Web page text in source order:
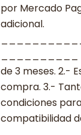
por Mercado
adicional.
__________
de 3 meses. 2.-
compra. 3.-
condiciones
compatibilidad